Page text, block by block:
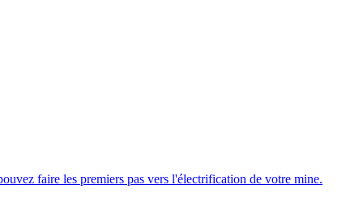
faire les premiers pas vers l'électrification de votre mine.